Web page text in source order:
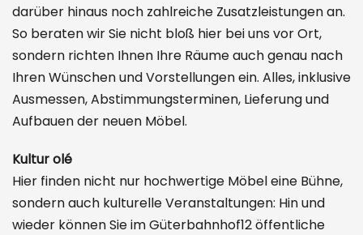
darüber hinaus noch zahlreiche Zusatzleistungen an.
So beraten wir Sie nicht bloß hier bei uns vor Ort,
sondern richten Ihnen Ihre Räume auch genau nach
Ihren Wünschen und Vorstellungen ein. Alles, inklusive
Ausmessen, Abstimmungsterminen, Lieferung und
Aufbauen der neuen Möbel.
Kultur olé
Hier finden nicht nur hochwertige Möbel eine Bühne,
sondern auch kulturelle Veranstaltungen: Hin und
wieder können Sie im Güterbahnhof12 öffentliche